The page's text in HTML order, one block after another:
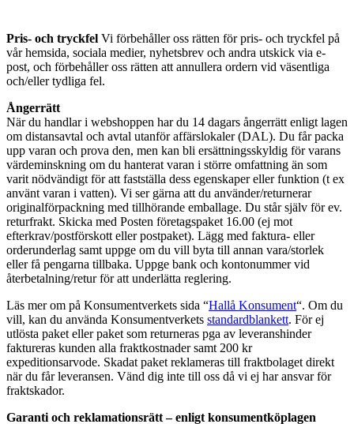
Pris- och tryckfel Vi förbehåller oss rätten för pris- och tryckfel på
vår hemsida, sociala medier, nyhetsbrev och andra utskick via e-
post, och förbehåller oss rätten att annullera ordern vid väsentliga
och/eller tydliga fel.
Ångerrätt
När du handlar i webshoppen har du 14 dagars ångerrätt enligt lagen
om distansavtal och avtal utanför affärslokaler (DAL). Du får packa
upp varan och prova den, men kan bli ersättningsskyldig för varans
värdeminskning om du hanterat varan i större omfattning än som
varit nödvändigt för att fastställa dess egenskaper eller funktion (t ex
använt varan i vatten). Vi ser gärna att du använder/returnerar
originalförpackning med tillhörande emballage. Du står själv för ev.
returfrakt. Skicka med Posten företagspaket 16.00 (ej mot
efterkrav/postförskott eller postpaket). Lägg med faktura- eller
orderunderlag samt uppge om du vill byta till annan vara/storlek
eller få pengarna tillbaka. Uppge bank och kontonummer vid
återbetalning/retur för att underlätta reglering.
Läs mer om på Konsumentverkets sida “Hallå Konsument“. Om du
vill, kan du använda Konsumentverkets standardblankett. För ej
utlösta paket eller paket som returneras pga av leveranshinder
faktureras kunden alla fraktkostnader samt 200 kr
expeditionsarvode. Skadat paket reklameras till fraktbolaget direkt
när du får leveransen. Vänd dig inte till oss då vi ej har ansvar för
fraktskador.
Garanti och reklamationsrätt – enligt konsumentköplagen